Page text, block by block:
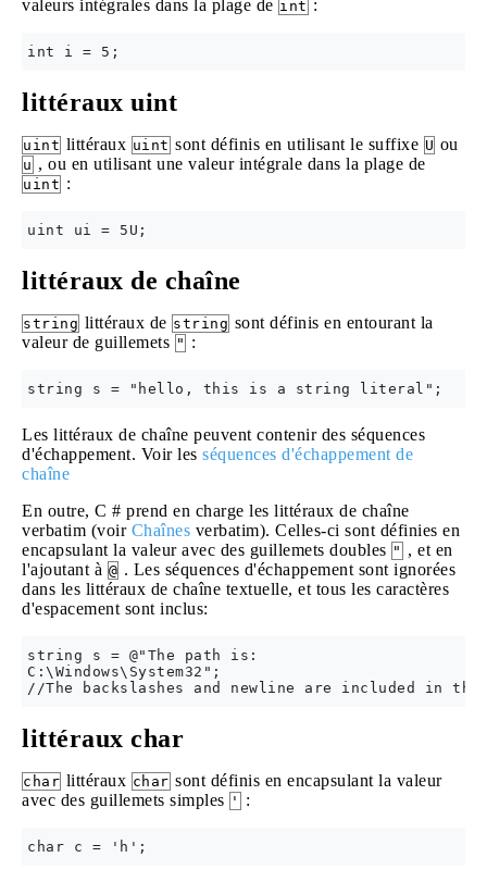
valeurs intégrales dans la plage de int :
littéraux uint
uint littéraux uint sont définis en utilisant le suffixe U ou
u , ou en utilisant une valeur intégrale dans la plage de
uint :
littéraux de chaîne
string littéraux de string sont définis en entourant la
valeur de guillemets " :
Les littéraux de chaîne peuvent contenir des séquences
d'échappement. Voir les séquences d'échappement de
chaîne
En outre, C # prend en charge les littéraux de chaîne
verbatim (voir Chaînes verbatim). Celles-ci sont définies en
encapsulant la valeur avec des guillemets doubles " , et en
l'ajoutant à @ . Les séquences d'échappement sont ignorées
dans les littéraux de chaîne textuelle, et tous les caractères
d'espacement sont inclus:
string s = @"The path is:
C:\Windows\System32";
littéraux char
char littéraux char sont définis en encapsulant la valeur
avec des guillemets simples ' :